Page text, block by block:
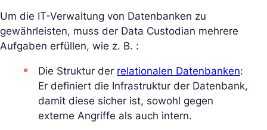
Um die IT-Verwaltung von Datenbanken zu
gewährleisten, muss der Data Custodian mehrere
Aufgaben erfüllen, wie z. B. :
Die Struktur der relationalen Datenbanken:
Er definiert die Infrastruktur der Datenbank,
damit diese sicher ist, sowohl gegen
externe Angriffe als auch intern.